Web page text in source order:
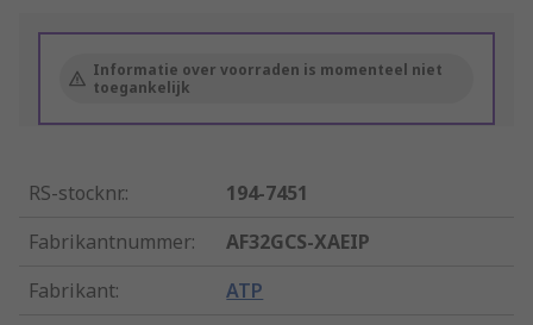
Informatie over voorraden is momenteel niet
toegankelijk
RS-stocknr.:
194-7451
Fabrikantnummer:
AF32GCS-XAEIP
Fabrikant: ATP